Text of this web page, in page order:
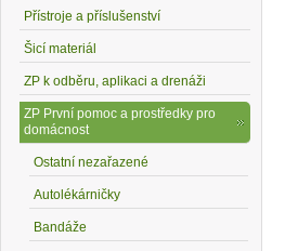
Přístroje a příslušenství
Šicí materiál
ZP k odběru, aplikaci a drenáži
ZP První pomoc a prostředky pro
domácnost
Ostatní nezařazené
Autolékárničky
Bandáže